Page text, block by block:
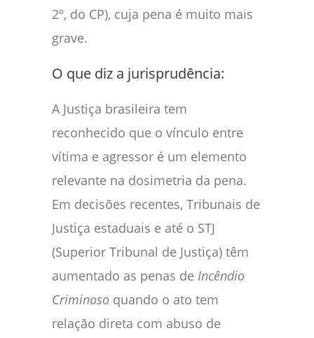
2º, do CP), cuja pena é muito mais
grave.
O que diz a jurisprudência:
A Justiça brasileira tem
reconhecido que o vínculo entre
vítima e agressor é um elemento
relevante na dosimetria da pena.
Em decisões recentes, Tribunais de
Justiça estaduais e até o STJ
(Superior Tribunal de Justiça) têm
aumentado as penas de Incêndio
Criminoso quando o ato tem
relação direta com abuso de